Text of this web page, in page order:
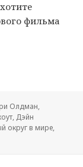
фильма
«Самый
Олдман,
, Дэйн
округ в мире,